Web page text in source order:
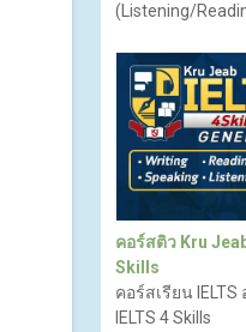
(Listening/
คอร์สติว Kru
Skills
คอร์สเรียน
IELTS 4 Skills